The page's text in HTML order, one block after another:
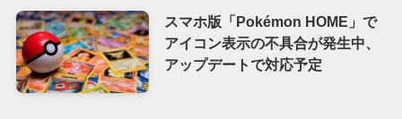
スマホ版「Pokémon HOME」で
アイコン表示の不具合が発生中、
アップデートで対応予定